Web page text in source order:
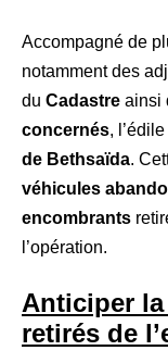
Accompagné de
notamment des
du Cadastre ainsi
concernés,
de Bethsaïda.
véhicules
encombrants
l’opération.
Anticiper
retirés de